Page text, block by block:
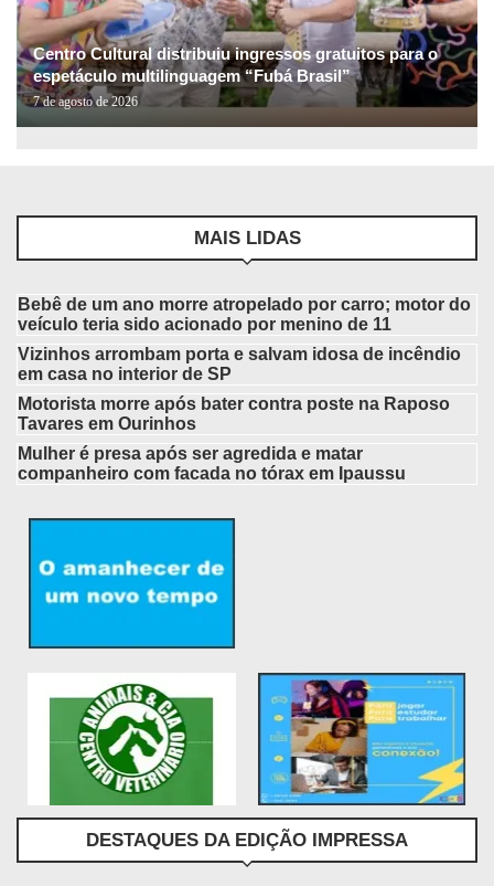
Centro Cultural distribuiu ingressos gratuitos para o
espetáculo multilinguagem “Fubá Brasil”
7 de agosto de 2026
MAIS LIDAS
Bebê de um ano morre atropelado por carro; motor do
veículo teria sido acionado por menino de 11
Vizinhos arrombam porta e salvam idosa de incêndio
em casa no interior de SP
Motorista morre após bater contra poste na Raposo
Tavares em Ourinhos
Mulher é presa após ser agredida e matar
companheiro com facada no tórax em Ipaussu
DESTAQUES DA EDIÇÃO IMPRESSA